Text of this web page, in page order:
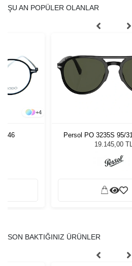
ŞU AN POPÜLER OLANLAR
+4
Persol PO 3235S 95/
Güneş
19.145,00 TL
SON BAKTIĞINIZ ÜRÜNLER